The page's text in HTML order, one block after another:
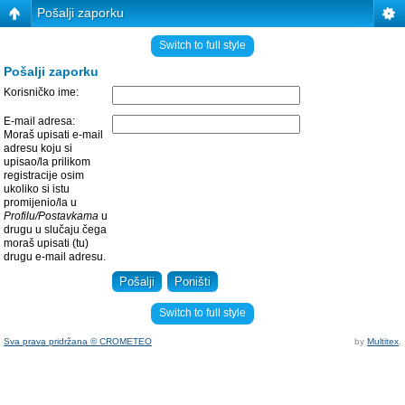
Pošalji zaporku
Switch to full style
Pošalji zaporku
Korisničko ime:
E-mail adresa:
Moraš upisati e-mail
adresu koju si
upisao/la prilikom
registracije osim
ukoliko si istu
promijenio/la u
Profilu/Postavkama u
drugu u slučaju čega
moraš upisati (tu)
drugu e-mail adresu.
Switch to full style
Sva prava pridržana © CROMETEO by Multitex